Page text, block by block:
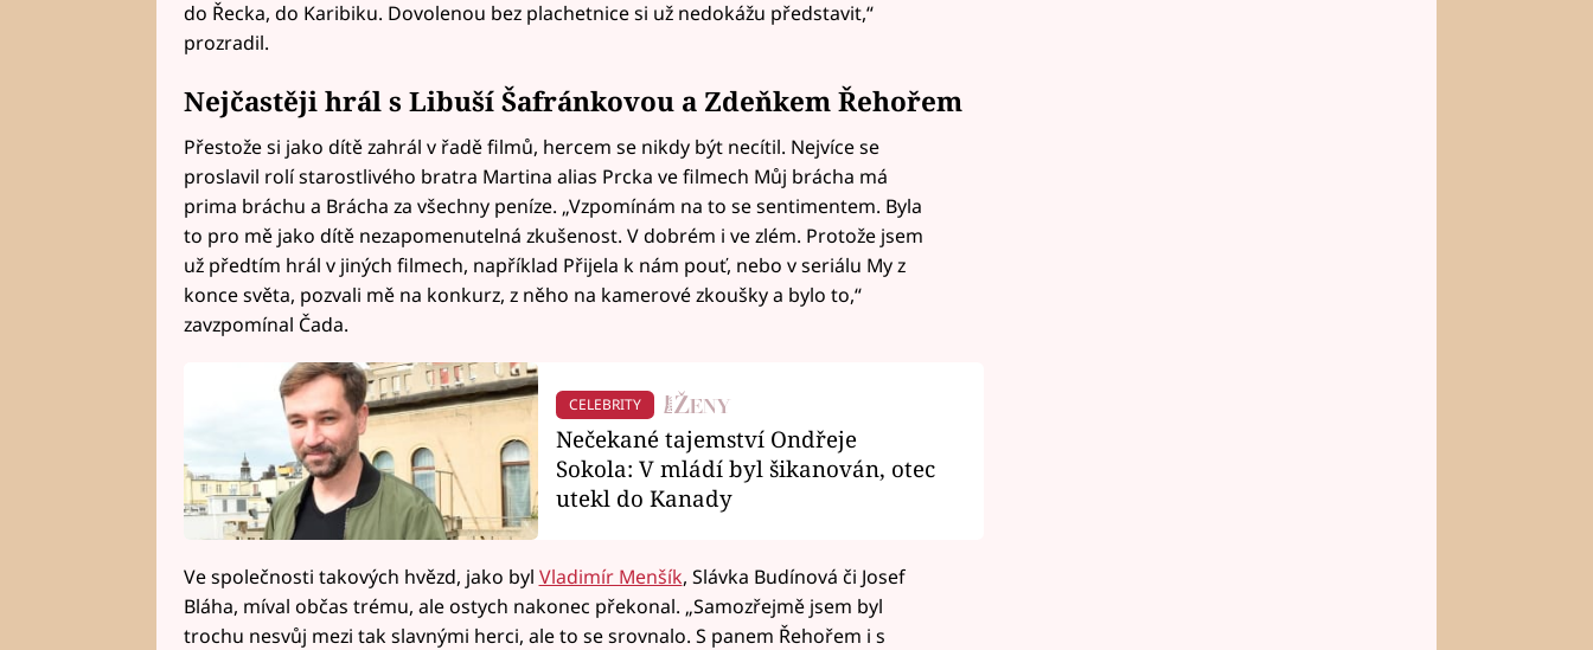
do Řecka, do Karibiku. Dovolenou bez plachetnice si už nedokážu představit,“
prozradil.
Nejčastěji hrál s Libuší Šafránkovou a Zdeňkem Řehořem
Přestože si jako dítě zahrál v řadě filmů, hercem se nikdy být necítil. Nejvíce se
proslavil rolí starostlivého bratra Martina alias Prcka ve filmech Můj brácha má
prima bráchu a Brácha za všechny peníze. „Vzpomínám na to se sentimentem. Byla
to pro mě jako dítě nezapomenutelná zkušenost. V dobrém i ve zlém. Protože jsem
už předtím hrál v jiných filmech, například Přijela k nám pouť, nebo v seriálu My z
konce světa, pozvali mě na konkurz, z něho na kamerové zkoušky a bylo to,“
zavzpomínal Čada.
CELEBRITY
Nečekané tajemství Ondřeje
Sokola: V mládí byl šikanován, otec
utekl do Kanady
Ve společnosti takových hvězd, jako byl Vladimír Menšík, Slávka Budínová či Josef
Bláha, míval občas trému, ale ostych nakonec překonal. „Samozřejmě jsem byl
trochu nesvůj mezi tak slavnými herci, ale to se srovnalo. S panem Řehořem i s